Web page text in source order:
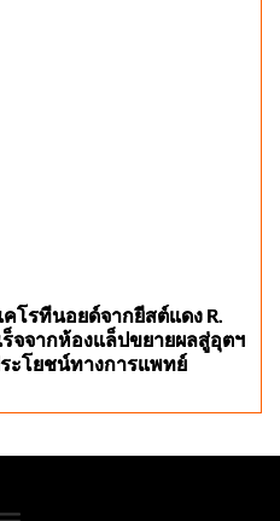
โรทีนอยด์จากยีสต์แดง R.
ร็จจากห้องแล็ปขยายผลสู่อุตฯ
ะโยชน์ทางการแพทย์